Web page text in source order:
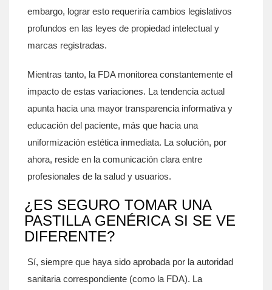
embargo, lograr esto requeriría cambios legislativos
profundos en las leyes de propiedad intelectual y
marcas registradas.
Mientras tanto, la FDA monitorea constantemente el
impacto de estas variaciones. La tendencia actual
apunta hacia una mayor transparencia informativa y
educación del paciente, más que hacia una
uniformización estética inmediata. La solución, por
ahora, reside en la comunicación clara entre
profesionales de la salud y usuarios.
¿ES SEGURO TOMAR UNA
PASTILLA GENÉRICA SI SE VE
DIFERENTE?
Sí, siempre que haya sido aprobada por la autoridad
sanitaria correspondiente (como la FDA). La